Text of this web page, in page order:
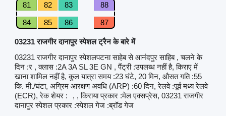
81
82 83 88
84 85 86 87
03231 राजगीर दानापुर स्पेशल ट्रैन के बारे में
03231 राजगीर दानापुर स्पेशलपटना साहेब से आनंदपुर साहिब , चलने के
दिन :र , क्लास :2A 3A SL 3E GN , पैंट्री :उपलब्ध नहीं है, किराए में
खाना शामिल नहीं है, कुल यात्रा समय :23 घंटे, 20 मिन, औसत गति :55
कि. मी./घंटा, अग्रिम आरक्षण अवधि (ARP) :60 दिन, रेलवे :पूर्व मध्य रेलवे
(ECR), रेक शेयर :
, , किराया प्रकार :मेल एक्सप्रेस, 03231 राजगीर
दानापुर स्पेशल प्रकार :स्पेशल गेज :ब्रॉड गेज